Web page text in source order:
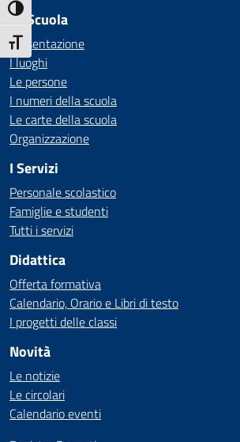
Attiva/disattiva alto contrasto
Attiva/disattiva dimensione testo
La Scuola
Presentazione
I luoghi
Le persone
I numeri della scuola
Le carte della scuola
Organizzazione
I Servizi
Personale scolastico
Famiglie e studenti
Tutti i servizi
Didattica
Offerta formativa
Calendario, Orario e Libri di testo
I progetti delle classi
Novità
Le notizie
Le circolari
Calendario eventi